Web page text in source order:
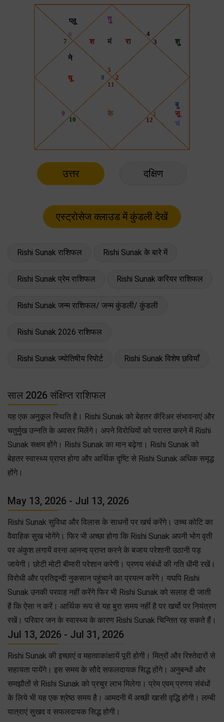
उत्तर दक्षिण
Rishi Sunak राशिफल Rishi Sunak के बारे में
Rishi Sunak प्रेम राशिफल Rishi Sunak करियर राशिफल
Rishi Sunak जन्म राशिफल/ जन्म कुंडली/ कुंडली
Rishi Sunak 2026 राशिफल
Rishi Sunak ज्योतिषीय रिपोर्ट Rishi Sunak विशेष छवियाँ
साल 2026 संक्षिप्त राशिफल
यह एक अनुकूल स्थिति है। Rishi Sunak को बेहतर कॅरिअर संभावनाएं और
चतुर्मुख उन्नति के अवसर मिलेंगे। अपने विरोधियों को परास्त करने में Rishi
Sunak सक्षम होंगे। Rishi Sunak का मान बढ़ेगा। Rishi Sunak को
बेहतर स्वास्थ्य प्राप्त होगा और आर्थिक दृष्टि से Rishi Sunak अधिक समृद्ध
होंगे।
May 13, 2026 - Jul 13, 2026
Rishi Sunak सुविधा और विलास के साधनों पर खर्च करेंगे। उच्च कोटि का
वैवाहिक सुख भोगेंगे। फिर भी अच्छा होगा कि Rishi Sunak अपनी भोग वृती
पर अंकुश लगायें वरना आनन्द प्राप्त करने के बजाय परेशानी उठानी पड़
जायेगी। छोटी मोटी बीमारी परेशान करेगी। प्रणय संबंधों की गति धीमी रखें।
विरोधी और प्रतिद्वन्दी नुकसान पहुंचाने का प्रयत्न करेंगे। यघपि Rishi
Sunak उनकी परवाह नहीं करेंगे फिर भी Rishi Sunak को सलाह दी जाती
है कि ऐसा न करें। आर्थिक रूप से यह बुरा समय नहीं है पर खर्चो पर नियंत्रण
रखें। परिवार जन के स्वास्थ्य के कारण Rishi Sunak चिन्तित रह सकते हैं।
Jul 13, 2026 - Jul 31, 2026
Rishi Sunak की इच्छाएं व महत्वाकांक्षायें पूरी होगी। मित्रों और रिश्तेदारों से
सहायता पायेंगे। इस समय के सौदे सफलदायक सिद्ध होंगे। अनुबन्धों और
समझौतों से Rishi Sunak को प्रचुर लाभ मिलेगा। प्रेम एवम् प्रणय संबंधों
के लिये भी यह एक श्रेष्ठ समय है। आमदनी में अच्छी खासी वृद्धि होगी। लम्बी
यात्राएं सुखद व सफलदायक सिद्ध होगी।